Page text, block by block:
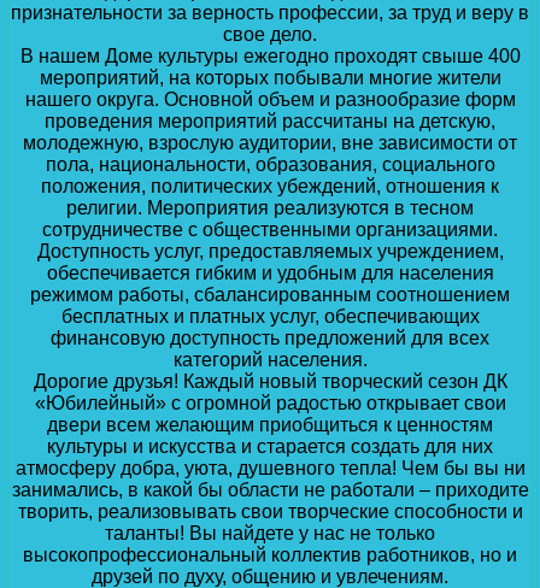
признательности за верность профессии, за труд и веру в
свое дело.
В нашем Доме культуры ежегодно проходят свыше 400
мероприятий, на которых побывали многие жители
нашего округа. Основной объем и разнообразие форм
проведения мероприятий рассчитаны на детскую,
молодежную, взрослую аудитории, вне зависимости от
пола, национальности, образования, социального
положения, политических убеждений, отношения к
религии. Мероприятия реализуются в тесном
сотрудничестве с общественными организациями.
Доступность услуг, предоставляемых учреждением,
обеспечивается гибким и удобным для населения
режимом работы, сбалансированным соотношением
бесплатных и платных услуг, обеспечивающих
финансовую доступность предложений для всех
категорий населения.
Дорогие друзья! Каждый новый творческий сезон ДК
«Юбилейный» с огромной радостью открывает свои
двери всем желающим приобщиться к ценностям
культуры и искусства и старается создать для них
атмосферу добра, уюта, душевного тепла! Чем бы вы ни
занимались, в какой бы области не работали – приходите
творить, реализовывать свои творческие способности и
таланты! Вы найдете у нас не только
высокопрофессиональный коллектив работников, но и
друзей по духу, общению и увлечениям.